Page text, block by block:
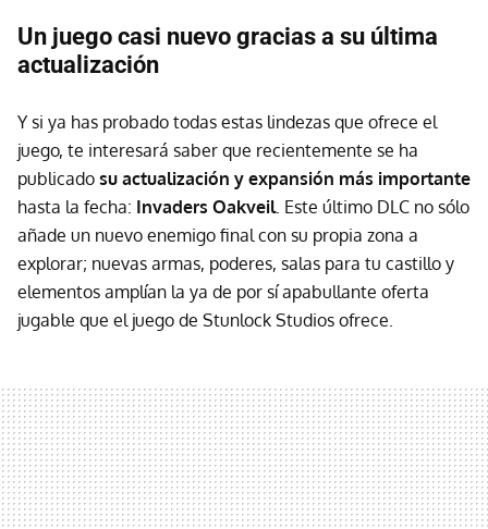
Un juego casi nuevo gracias a su última
actualización
Y si ya has probado todas estas lindezas que ofrece el
juego, te interesará saber que recientemente se ha
publicado su actualización y expansión más importante
hasta la fecha: Invaders Oakveil. Este último DLC no sólo
añade un nuevo enemigo final con su propia zona a
explorar; nuevas armas, poderes, salas para tu castillo y
elementos amplían la ya de por sí apabullante oferta
jugable que el juego de Stunlock Studios ofrece.